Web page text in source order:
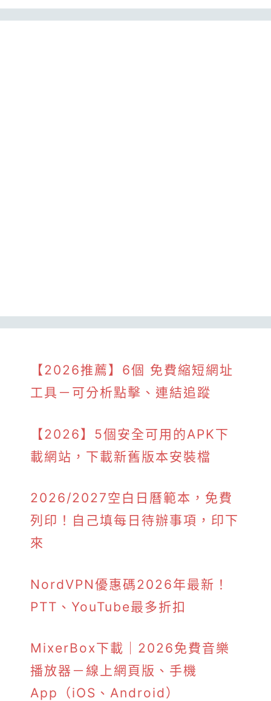
【2026推薦】6個 免費縮短網址
工具－可分析點擊、連結追蹤
【2026】5個安全可用的APK下
載網站，下載新舊版本安裝檔
2026/2027空白日曆範本，免費
列印！自己填每日待辦事項，印下
來
NordVPN優惠碼2026年最新！
PTT、YouTube最多折扣
MixerBox下載｜2026免費音樂
播放器－線上網頁版、手機
App（iOS、Android）